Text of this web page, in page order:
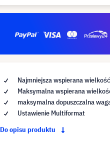
Najmniejsza wspierana
Maksymalna wspierana
maksymalna dopuszczalna
Ustawienie Multiformat
Do opisu produktu